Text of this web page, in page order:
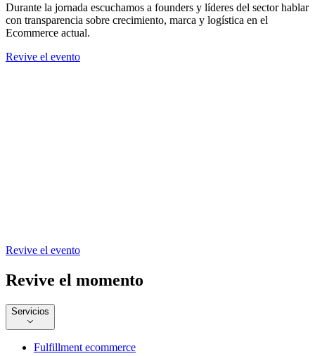
Durante la jornada escuchamos a founders y líderes del sector hablar
con transparencia sobre crecimiento, marca y logística en el
Ecommerce actual.
Revive el evento
Revive el evento
Revive el momento
Servicios
Fulfillment ecommerce